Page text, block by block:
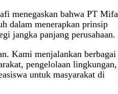
menegaskan bahwa PT Mifa
dalam menerapkan prinsip
jangka panjang perusahaan.
Kami menjalankan berbagai
pengelolaan lingkungan,
untuk masyarakat di